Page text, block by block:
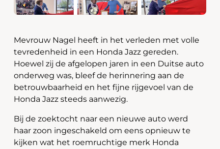
Mevrouw Nagel heeft in het verleden met volle
tevredenheid in een Honda Jazz gereden.
Hoewel zij de afgelopen jaren in een Duitse auto
onderweg was, bleef de herinnering aan de
betrouwbaarheid en het fijne rijgevoel van de
Honda Jazz steeds aanwezig.
Bij de zoektocht naar een nieuwe auto werd
haar zoon ingeschakeld om eens opnieuw te
kijken wat het roemruchtige merk Honda